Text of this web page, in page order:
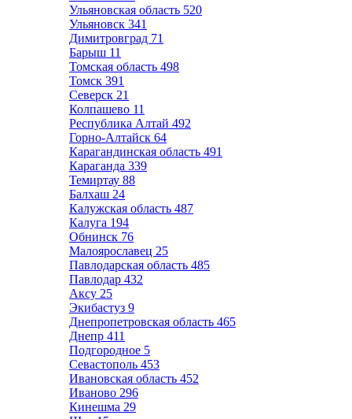
Ульяновская область 520
Ульяновск 341
Димитровград 71
Барыш 11
Томская область 498
Томск 391
Северск 21
Колпашево 11
Республика Алтай 492
Горно-Алтайск 64
Карагандинская область 491
Караганда 339
Темиртау 88
Балхаш 24
Калужская область 487
Калуга 194
Обнинск 76
Малоярославец 25
Павлодарская область 485
Павлодар 432
Аксу 25
Экибастуз 9
Днепропетровская область 465
Днепр 411
Подгородное 5
Севастополь 453
Ивановская область 452
Иваново 296
Кинешма 29